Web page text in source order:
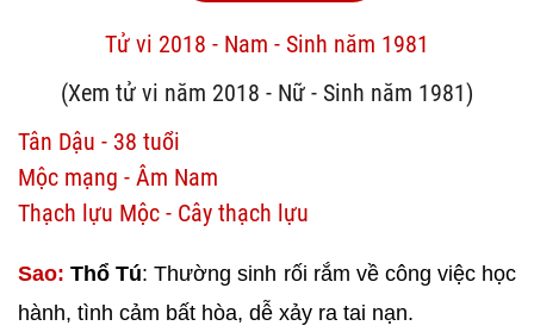
Tử vi 2018 - Nam - Sinh năm 1981
(Xem tử vi năm 2018 - Nữ - Sinh năm 1981)
Tân Dậu - 38 tuổi
Mộc mạng - Âm Nam
Thạch lựu Mộc - Cây thạch lựu
Sao: Thổ Tú: Thường sinh rối rắm về công việc học
hành, tình cảm bất hòa, dễ xảy ra tai nạn.